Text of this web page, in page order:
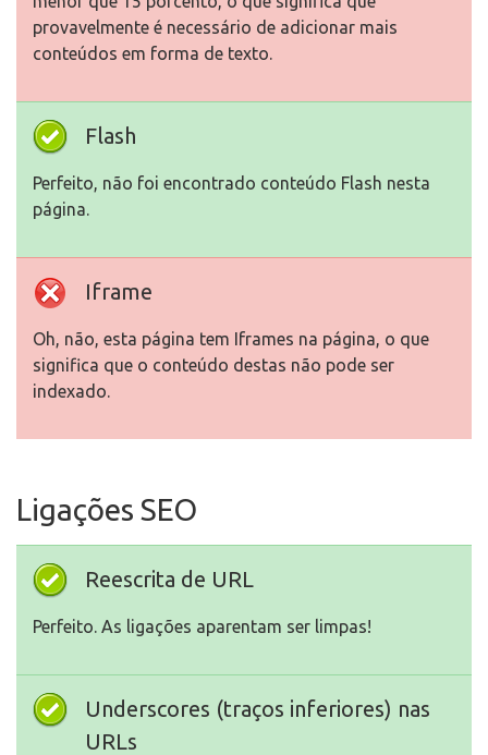
provavelmente é necessário de adicionar mais
conteúdos em forma de texto.
Flash
Perfeito, não foi encontrado conteúdo Flash nesta
página.
Iframe
Oh, não, esta página tem Iframes na página, o que
significa que o conteúdo destas não pode ser
indexado.
Ligações SEO
Reescrita de URL
Perfeito. As ligações aparentam ser limpas!
Underscores (traços inferiores) nas
URLs